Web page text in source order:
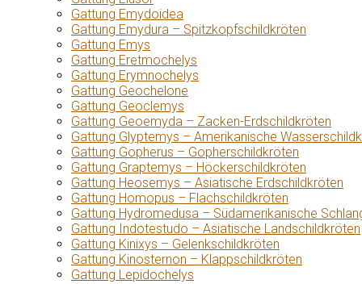
Gattung Emydoidea
Gattung Emydura – Spitzkopfschildkröten
Gattung Emys
Gattung Eretmochelys
Gattung Erymnochelys
Gattung Geochelone
Gattung Geoclemys
Gattung Geoemyda – Zacken-Erdschildkröten
Gattung Glyptemys – Amerikanische
Gattung Gopherus – Gopherschildkröten
Gattung Graptemys – Höckerschildkröten
Gattung Heosemys – Asiatische Erdschildkröten
Gattung Homopus – Flachschildkröten
Gattung Hydromedusa – Südamerikanische
Gattung Indotestudo – Asiatische Landschildkröten
Gattung Kinixys – Gelenkschildkröten
Gattung Kinosternon – Klappschildkröten
Gattung Lepidochelys